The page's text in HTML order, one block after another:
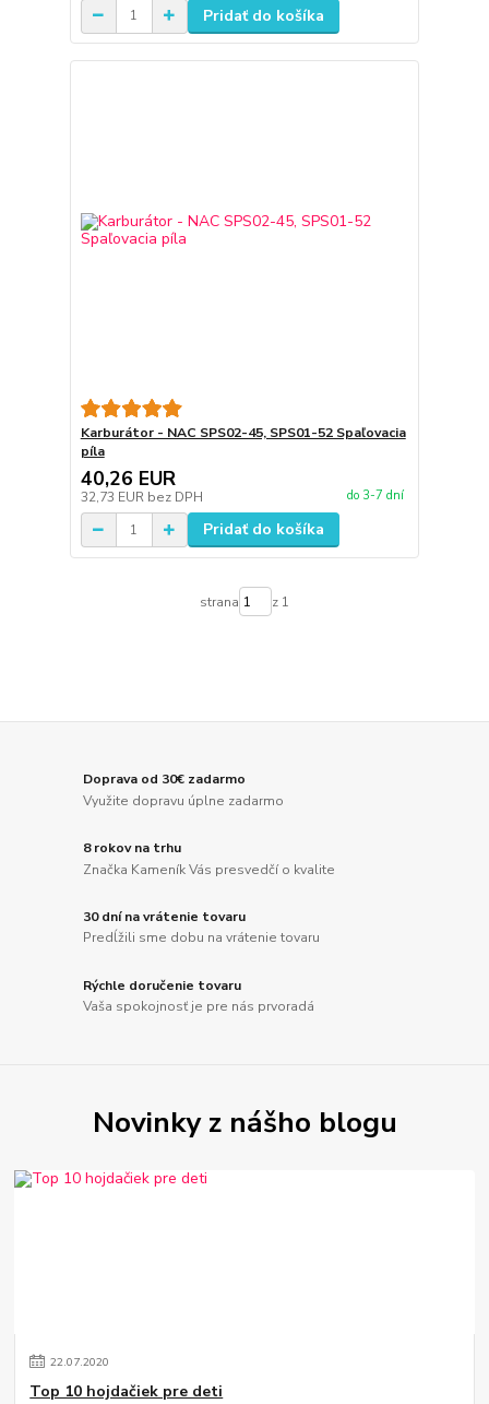
Pridať do košíka
Karburátor - NAC SPS02-45, SPS01-52 Spaľovacia
píla
40,26 EUR
32,73 EUR bez DPH do 3-7 dní
Pridať do košíka
strana z 1
Doprava od 30€ zadarmo
Využite dopravu úplne zadarmo
8 rokov na trhu
Značka Kameník Vás presvedčí o kvalite
30 dní na vrátenie tovaru
Predĺžili sme dobu na vrátenie tovaru
Rýchle doručenie tovaru
Vaša spokojnosť je pre nás prvoradá
Novinky z nášho blogu
22.07.2020
Top 10 hojdačiek pre deti